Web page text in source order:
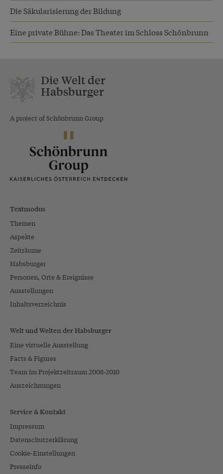
Die Säkularisierung der Bildung
Eine private Bühne: Das Theater im Schloss Schönbrunn
Die Welt der
Habsburger
A project of Schönbrunn Group
Textmodus
Themen
Aspekte
Zeiträume
Habsburger
Personen, Orte & Ereignisse
Ausstellungen
Inhaltsverzeichnis
Welt und Welten der Habsburger
Eine virtuelle Ausstellung
Facts & Figures
Team im Projektzeitraum 2008-2010
Auszeichnungen
Service & Kontakt
Impressum
Datenschutzerklärung
Cookie-Einstellungen
Presseinfo